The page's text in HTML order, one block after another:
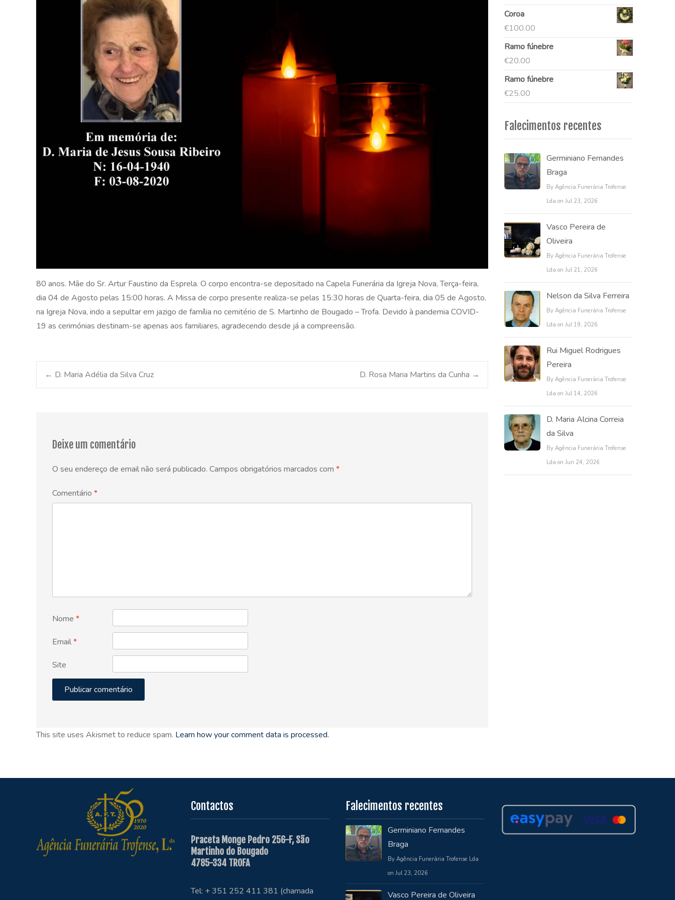
80 anos. Mãe do Sr. Artur Faustino da Esprela. O corpo encontra-se depositado na Capela Funerária da Igreja Nova, Terça-feira,
dia 04 de Agosto pelas 15:00 horas. A Missa de corpo presente realiza-se pelas 15:30 horas de Quarta-feira, dia 05 de Agosto,
na Igreja Nova, indo a sepultar em jazigo de família no cemitério de S. Martinho de Bougado – Trofa. Devido à pandemia COVID-
19 as cerimónias destinam-se apenas aos familiares, agradecendo desde já a compreensão.
Post
← D. Maria Adélia da Silva Cruz D. Rosa Maria Martins da Cunha →
Deixe um comentário
O seu endereço de email não será publicado. Campos obrigatórios marcados com *
Comentário *
Nome *
Email*
Site
This site uses Akismet to reduce spam. Learn how your comment data is processed.
Coroa
€100.00
Ramo fúnebre
€20.00
Ramo fúnebre
€25.00
Falecimentos recentes
Germiniano Fernandes
Braga
By Agência Funerária Trofense
Lda on Jul 23, 2026
Vasco Pereira de
Oliveira
By Agência Funerária Trofense
Lda on Jul 21, 2026
Nelson da Silva Ferreira
By Agência Funerária Trofense
Lda on Jul 19, 2026
Rui Miguel Rodrigues
Pereira
By Agência Funerária Trofense
Lda on Jul 14, 2026
D. Maria Alcina Correia
da Silva
By Agência Funerária Trofense
Lda on Jun 24, 2026
Contactos
Praceta Monge Pedro 256-F, São
Martinho do Bougado
4785-334 TROFA
Tel: + 351 252 411 381 (chamada
Falecimentos recentes
Germiniano Fernandes
Braga
By Agência Funerária Trofense Lda
on Jul 23, 2026
Vasco Pereira de Oliveira